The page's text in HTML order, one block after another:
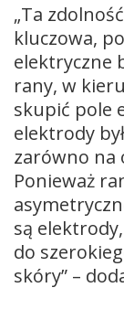
„Ta
kluczowa,
elektryczne
rany, w
skupić pole
elektrody
zarówno na
Ponieważ
są
do
skóry” –